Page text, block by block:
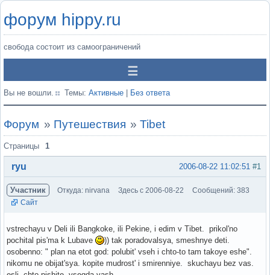
форум hippy.ru
свобода состоит из самоограничений
Вы не вошли. Темы: Активные Без ответа
Форум » Путешествия »Tibet
Страницы 1
#1
2006-08-22 11:02:51
ryu
Участник Откуда: nirvana Здесь с 2006-08-22
Сообщений: 383
Сайт
vstrechayu v Deli ili Bangkoke, ili Pekine, i edim v Tibet. prikol'no
pochital pis'ma k Lubave
)) tak poradovalsya, smeshnye deti.
osobenno: " plan na etot god: polubit' vseh i chto-to tam takoye eshe".
nikomu ne obijat'sya. kopite mudrost' i smirenniye. skuchayu bez vas.